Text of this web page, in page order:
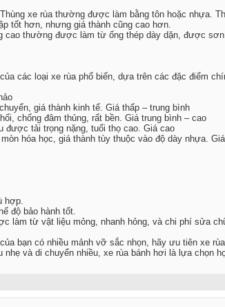
xe rùa thường được làm bằng tôn hoặc nhựa.
tốt hơn, nhưng giá thành cũng cao hơn.
cao thường được làm từ ống thép dày dặn, được
các loại xe rùa phổ biến, dựa trên các đặc điểm
giá thành kinh tế. Giá thấp – trung bình
chống đâm thủng, rất bền. Giá trung bình – cao
được tải trọng nặng, tuổi thọ cao. Giá cao
hóa học, giá thành tùy thuộc vào độ dày nhựa.
hợp.
độ bảo hành tốt.
làm từ vật liệu mỏng, nhanh hỏng, và chi phí sửa
bạn có nhiều mảnh vỡ sắc nhọn, hãy ưu tiên xe
nhẹ và di chuyển nhiều, xe rùa bánh hơi là lựa chọn